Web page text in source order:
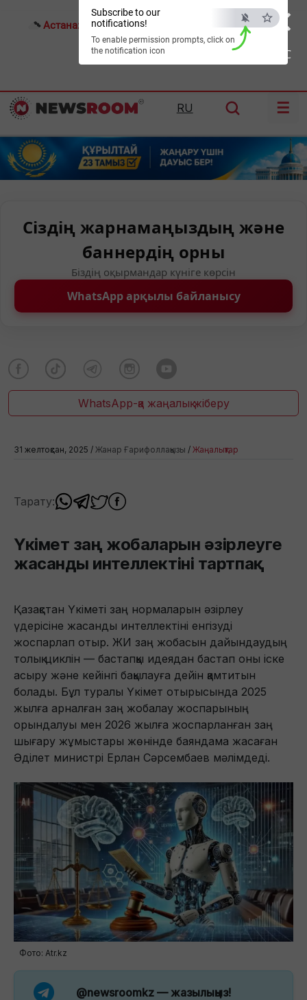
×
ESC
Subscribe to our
notifications!
To enable permission prompts, click on
the notification icon
Астана: 26°C Алматы: Шымкент:37°C
RU ☰
Сіздің жарнамаңыздың және
баннердің орны
Біздің оқырмандар күніге көрсін
WhatsApp арқылы байланысу
WhatsApp-қа жаңалық жіберу
31 желтоқсан, 2025 / Жанар Ғарифоллақызы / Жаңалықтар
Тарату:
Үкімет заң жобаларын әзірлеуге
жасанды интеллектіні тартпақ
Қазақстан Үкіметі заң нормаларын әзірлеу
үдерісіне жасанды интеллектіні енгізуді
жоспарлап отыр. ЖИ заң жобасын дайындаудың
толық циклін — бастапқы идеядан бастап оны іске
асыру және кейінгі бақылауға дейін қамтитын
болады. Бұл туралы Үкімет отырысында 2025
жылға арналған заң жобалау жоспарының
орындалуы мен 2026 жылға жоспарланған заң
шығару жұмыстары жөнінде баяндама жасаған
Әділет министрі Ерлан Сәрсембаев мәлімдеді.
Фото: Atr.kz
@newsroomkz — жазылыңыз!